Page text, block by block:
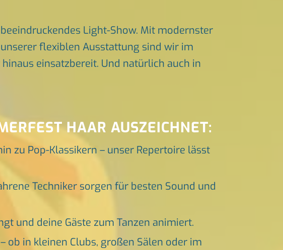
Light-Show. Mit modernster
flexiblen Ausstattung sind wir im
einsatzbereit. Und natürlich auch in
HAAR AUSZEICHNET:
zu Pop-Klassikern – unser Repertoire lässt
Techniker sorgen für besten Sound und
und deine Gäste zum Tanzen animiert.
ob in kleinen Clubs, großen Sälen oder im